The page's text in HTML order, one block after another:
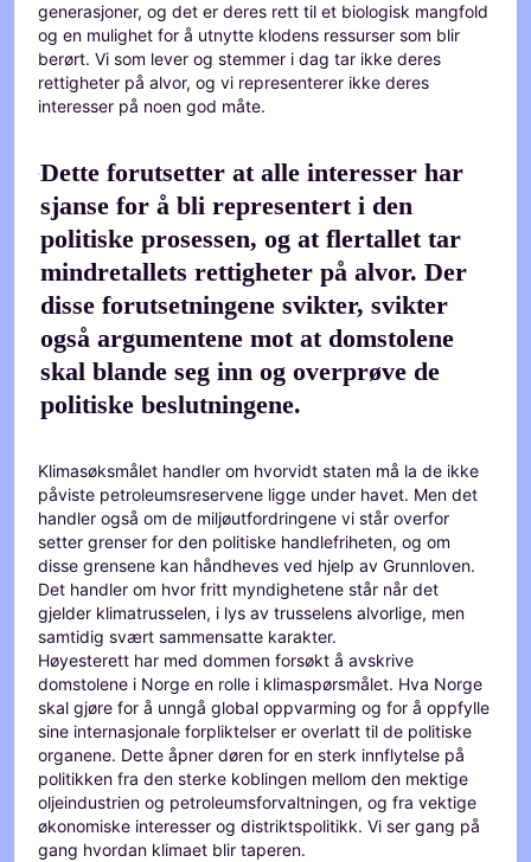
generasjoner, og det er deres rett til et biologisk mangfold
og en mulighet for å utnytte klodens ressurser som blir
berørt. Vi som lever og stemmer i dag tar ikke deres
rettigheter på alvor, og vi representerer ikke deres
interesser på noen god måte.
Dette forutsetter at alle interesser har
sjanse for å bli representert i den
politiske prosessen, og at flertallet tar
mindretallets rettigheter på alvor. Der
disse forutsetningene svikter, svikter
også argumentene mot at domstolene
skal blande seg inn og overprøve de
politiske beslutningene.
Klimasøksmålet handler om hvorvidt staten må la de ikke
påviste petroleumsreservene ligge under havet. Men det
handler også om de miljøutfordringene vi står overfor
setter grenser for den politiske handlefriheten, og om
disse grensene kan håndheves ved hjelp av Grunnloven.
Det handler om hvor fritt myndighetene står når det
gjelder klimatrusselen, i lys av trusselens alvorlige, men
samtidig svært sammensatte karakter.
Høyesterett har med dommen forsøkt å avskrive
domstolene i Norge en rolle i klimaspørsmålet. Hva Norge
skal gjøre for å unngå global oppvarming og for å oppfylle
sine internasjonale forpliktelser er overlatt til de politiske
organene. Dette åpner døren for en sterk innflytelse på
politikken fra den sterke koblingen mellom den mektige
oljeindustrien og petroleumsforvaltningen, og fra vektige
økonomiske interesser og distriktspolitikk. Vi ser gang på
gang hvordan klimaet blir taperen.